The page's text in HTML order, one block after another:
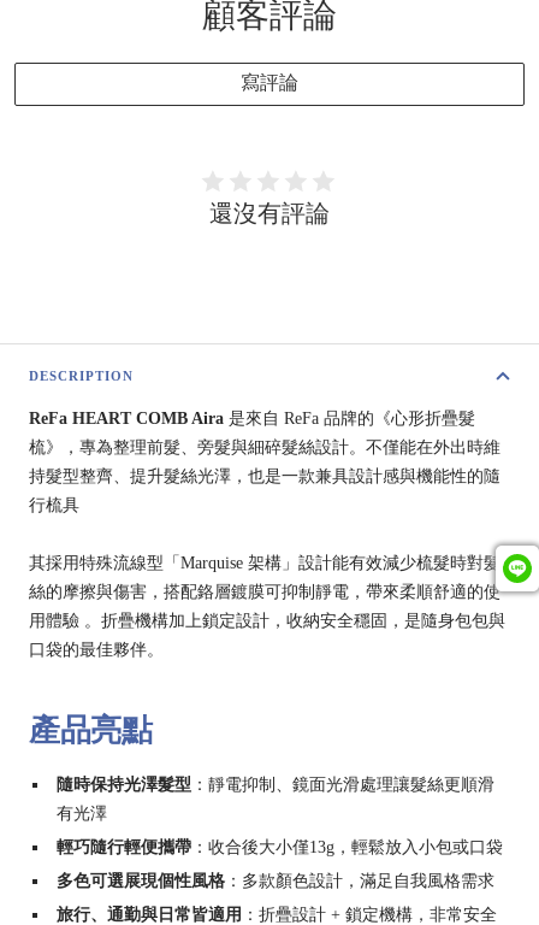
顧客評論
寫評論
還沒有評論
DESCRIPTION
ReFa HEART COMB Aira 是來自 ReFa 品牌的《心形折疊髮
梳》，專為整理前髮、旁髮與細碎髮絲設計。不僅能在外出時維
持髮型整齊、提升髮絲光澤，也是一款兼具設計感與機能性的隨
行梳具
其採用特殊流線型「Marquise 架構」設計能有效減少梳髮時對髮
絲的摩擦與傷害，搭配鉻層鍍膜可抑制靜電，帶來柔順舒適的使
用體驗 。折疊機構加上鎖定設計，收納安全穩固，是隨身包包與
口袋的最佳夥伴。
產品亮點
隨時保持光澤髮型 ：靜電抑制、鏡面光滑處理讓髮絲更順滑
有光澤
輕巧隨行輕便攜帶：收合後大小僅13g，輕鬆放入小包或口袋
多色可選展現個性風格：多款顏色設計，滿足自我風格需求
旅行、通勤與日常皆適用 ：折疊設計 + 鎖定機構，非常安全